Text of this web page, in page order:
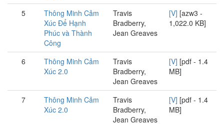
5
Thông Minh Cảm
Xúc Để Hạnh
Phúc và Thành
Công
Travis
Bradberry,
Jean Greaves
[V] [azw3 -
1,022.0 KB]
6
Thông Minh Cảm
Xúc 2.0
Travis
Bradberry,
Jean Greaves
[V] [pdf - 1.4
MB]
7
Thông Minh Cảm
Xúc 2.0
Travis
Bradberry,
Jean Greaves
[V] [pdf - 1.4
MB]